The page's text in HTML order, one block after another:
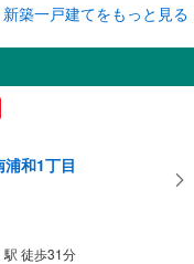
幡6丁目
駅 徒歩17分
新築一戸建てをもっと見る
和1丁目
駅 徒歩31分